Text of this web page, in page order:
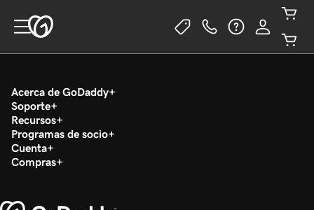
Acerca de GoDaddy
Soporte
Recursos
Programas de socio
Cuenta
Compras